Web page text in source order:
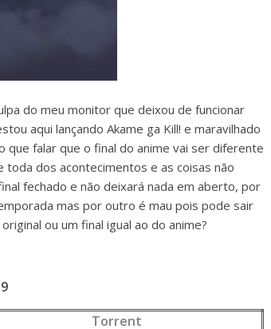
do meu monitor que deixou de funcionar
aqui lançando Akame ga Kill! e maravilhado
que falar que o final do anime vai ser diferente
dos acontecimentos e as coisas não
fechado e não deixará nada em aberto, por
mas por outro é mau pois pode sair
ou um final igual ao do anime?
Torrent